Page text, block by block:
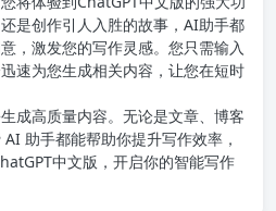
是创作引人入胜的故事，AI助手都
，激发您的写作灵感。您只需输入
速为您生成相关内容，让您在短时
成高质量内容。无论是文章、博客
助手都能帮助你提升写作效率，
中文版 ，开启你的智能写作